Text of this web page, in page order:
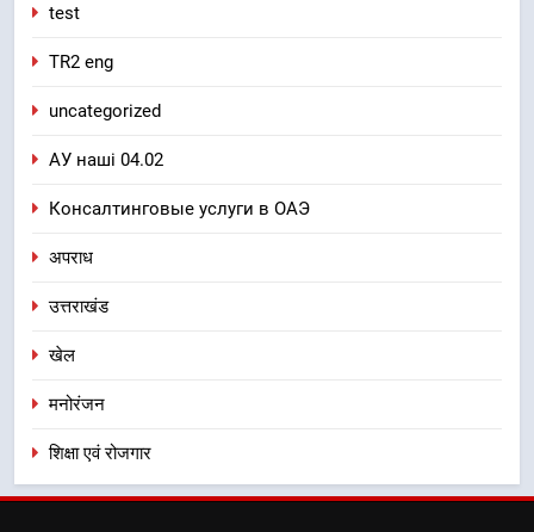
test
TR2 eng
uncategorized
АУ наші 04.02
Консалтинговые услуги в ОАЭ
अपराध
उत्तराखंड
खेल
मनोरंजन
शिक्षा एवं रोजगार